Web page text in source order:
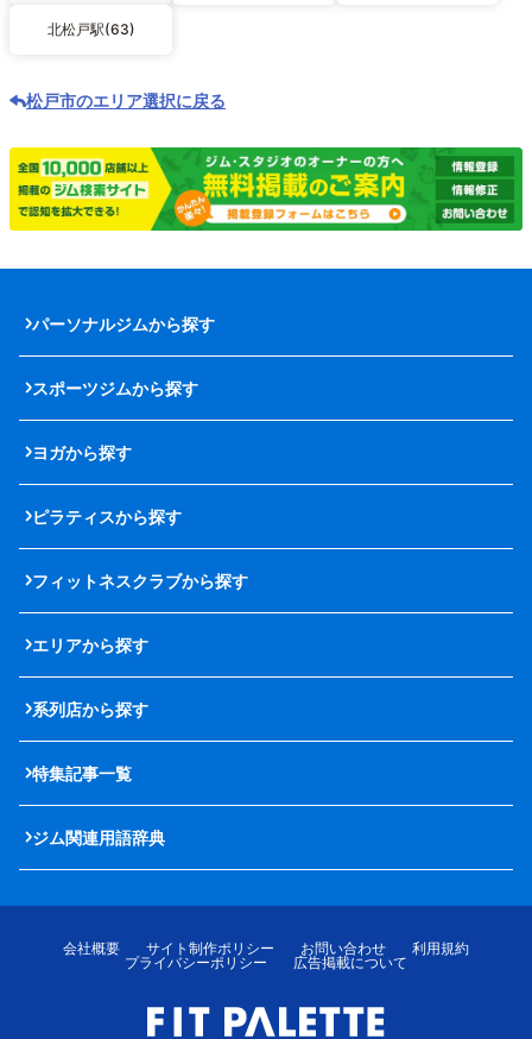
北松戸駅(63)
松戸市のエリア選択に戻る
パーソナルジムから探す
スポーツジムから探す
ヨガから探す
ピラティスから探す
フィットネスクラブから探す
エリアから探す
系列店から探す
特集記事一覧
ジム関連用語辞典
会社概要 サイト制作ポリシー お問い合わせ
利用規約
プライバシーポリシー
広告掲載について